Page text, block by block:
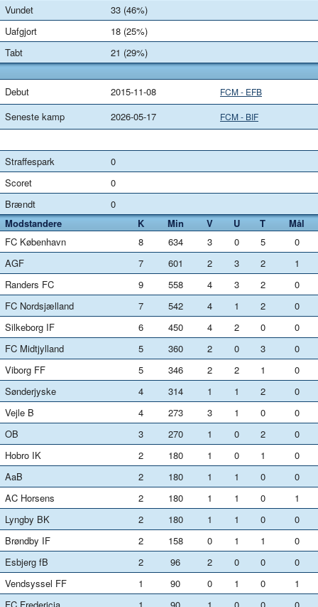
Vundet
33 (46%)
Uafgjort
18 (25%)
Tabt
21 (29%)
Debut 2015-11-08 FCM - EFB
Seneste kamp 2026-05-17 FCM - BIF
Straffespark
0
Scoret
0
Brændt
0
Modstandere
K Min V U T
Mål
FC København
8 634 3 0 5
0
AGF
7 601 2 3 2
1
Randers FC
9 558 4 3 2
0
FC Nordsjælland
7 542 4 1 2
0
Silkeborg IF
6 450 4 2 0
0
FC Midtjylland
5 360 2 0 3
0
Viborg FF
5 346 2 2 1
0
Sønderjyske
4 314 1 1 2
0
Vejle B
4 273 3 1 0
0
OB
3 270 1 0 2
0
Hobro IK
2 180 1 0 1
0
AaB
2 180 1 1 0
0
AC Horsens
2 180 1 1 0
1
Lyngby BK
2 180 1 1 0
0
Brøndby IF
2 158 0 1 1
0
Esbjerg fB
2 96 2 0 0
0
Vendsyssel FF
1 90 0 1 0
1